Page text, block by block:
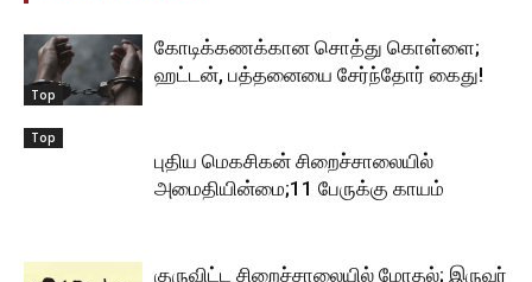
Top
கோடிக்கணக்கான சொத்து கொள்ளை;
ஹட்டன், பத்தனையை சேர்ந்தோர் கைது!
Top
புதிய மெகசிகன் சிறைச்சாலையில்
அமைதியின்மை;11 பேருக்கு காயம்
குருவிட்ட சிறைச்சாலையில் மோதல்; இருவர்